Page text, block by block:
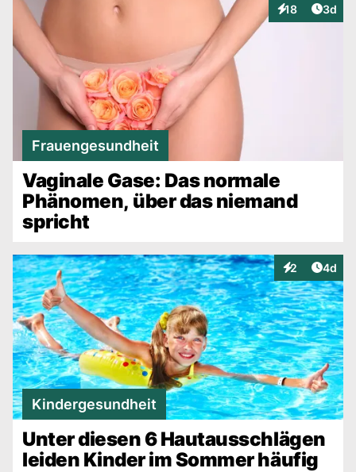
18
Interaktionen
3d
Frauengesundheit
Vaginale Gase: Das normale
Phänomen, über das niemand
spricht
2
Interaktionen
4d
Kindergesundheit
Unter diesen 6 Hautausschlägen
leiden Kinder im Sommer häufig